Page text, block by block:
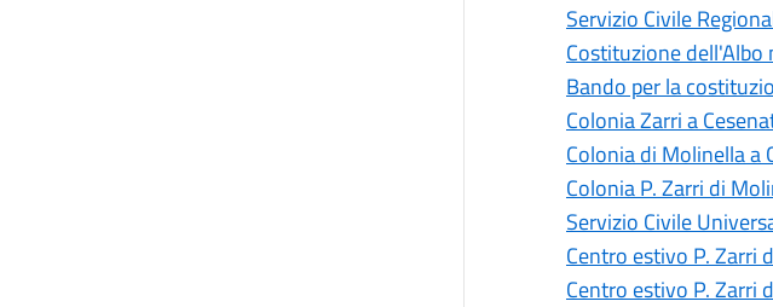
Servizio Civile
Costituzione
Bando per la
Colonia Zarri a
Colonia di Molinella a
Colonia P. Zarri di
Servizio Civile
Centro estivo P. Zarri
Centro estivo P. Zarri